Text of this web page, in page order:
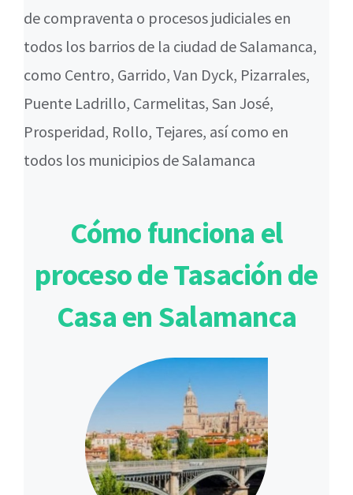
de compraventa o procesos judiciales en
todos los barrios de la ciudad de Salamanca,
como Centro, Garrido, Van Dyck, Pizarrales,
Puente Ladrillo, Carmelitas, San José,
Prosperidad, Rollo, Tejares, así como en
todos los municipios de Salamanca
Cómo funciona el
proceso de Tasación de
Casa en Salamanca